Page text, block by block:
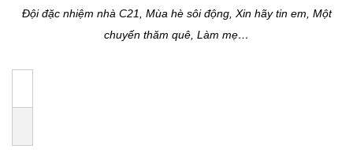
Đội đặc nhiệm nhà C21, Mùa hè sôi động, Xin hãy tin em, Một
chuyến thăm quê, Làm mẹ…